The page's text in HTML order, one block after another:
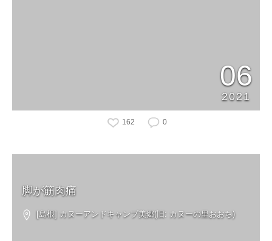
06
2021
162 0
脚が筋肉痛
[島根] カヌーアンドキャンプ美郷(旧: カヌーの里おおち)